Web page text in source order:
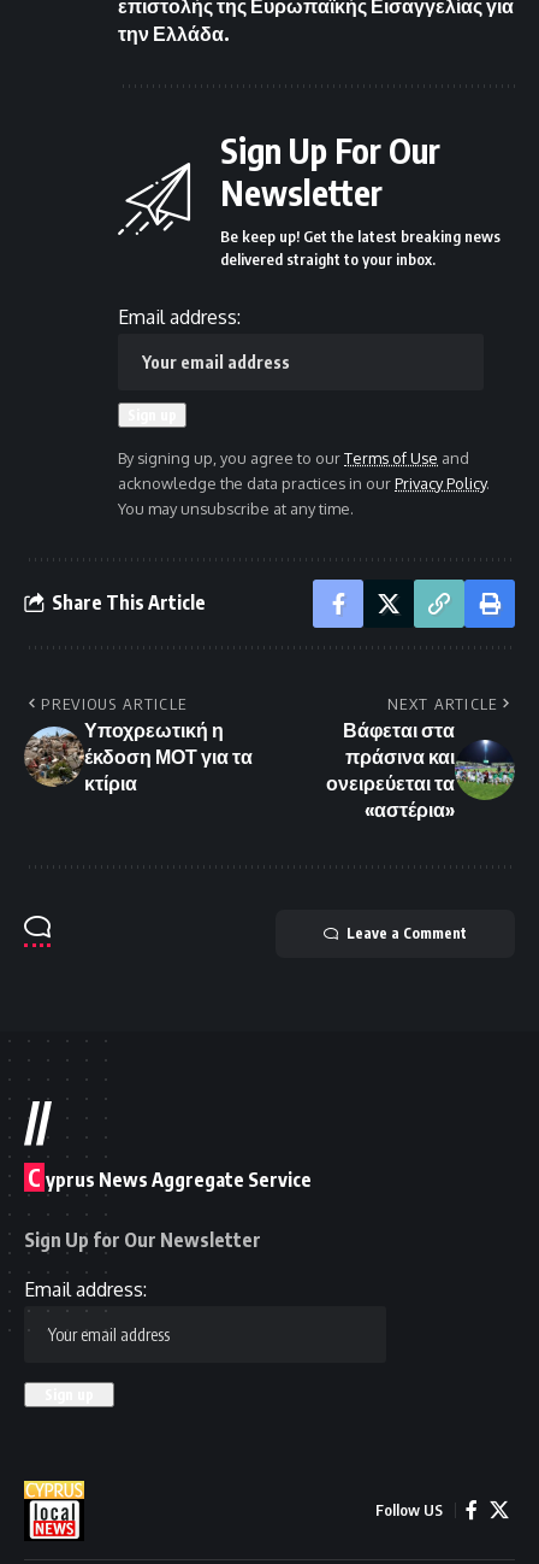
επιστολής της Ευρωπαϊκής Εισαγγελίας για
την Ελλάδα.
Sign Up For Our
Newsletter
Be keep up! Get the latest breaking news
delivered straight to your inbox.
Email address:
By signing up, you agree to ourTerms of Use and
acknowledge the data practices in ourPrivacy Policy.
You may unsubscribe at any time.
Share This Article
PREVIOUS ARTICLE
Υποχρεωτική η
έκδοση ΜΟΤ για τα
κτίρια
NEXT ARTICLE
Βάφεται στα
πράσινα και
ονειρεύεται τα
«αστέρια»
Leave a Comment
//
C yprus News Aggregate Service
Sign Up for Our Newsletter
Email address:
Follow US